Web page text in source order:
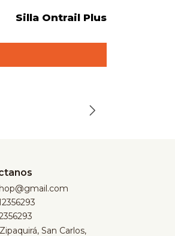
Silla Ontrail Plus
San Carlos,